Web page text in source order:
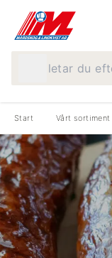
Start Vårt sortiment